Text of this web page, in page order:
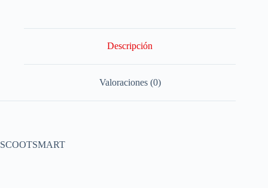
Descripción
Valoraciones (0)
SCOOTSMART